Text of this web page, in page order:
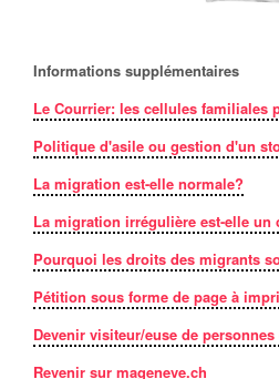
Informations supplémentaires
Le Courrier: les cellules familiales
Politique d'asile ou gestion d'un
La migration est-elle normale?
La migration irrégulière est-elle un
Pourquoi les droits des migrants
Pétition sous forme de page à
Devenir visiteur/euse de
Revenir sur mageneve.ch